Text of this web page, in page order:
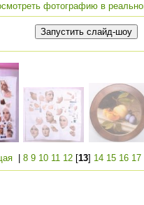
фотографию в
| 8 9 10 11 12[13] 14 15 16 17